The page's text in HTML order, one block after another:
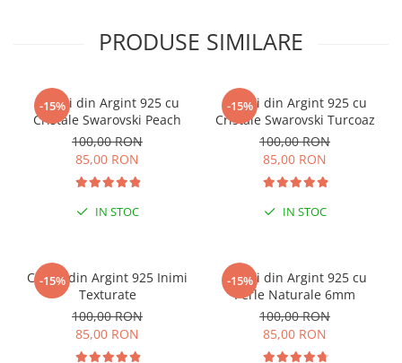
PRODUSE SIMILARE
-15%
Cercei din Argint 925 cu
Cristale Swarovski Peach
100,00 RON
85,00 RON
IN STOC
-15%
Cercei din Argint 925 cu
Cristale Swarovski Turcoaz
100,00 RON
85,00 RON
IN STOC
-15%
Cercei din Argint 925 Inimi
Texturate
100,00 RON
85,00 RON
-15%
Cercei din Argint 925 cu
Perle Naturale 6mm
100,00 RON
85,00 RON